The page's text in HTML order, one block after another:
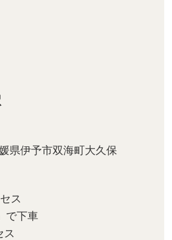
県伊予市双海町大久保
ス
で下車
ス